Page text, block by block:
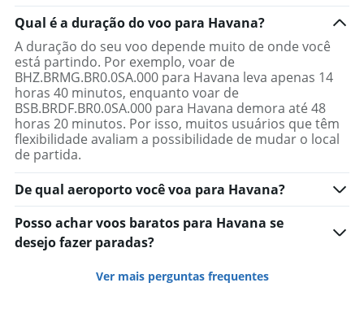
Qual é a duração do voo para Havana?
A duração do seu voo depende muito de onde você
está partindo. Por exemplo, voar de
BHZ.BRMG.BR0.0SA.000 para Havana leva apenas 14
horas 40 minutos, enquanto voar de
BSB.BRDF.BR0.0SA.000 para Havana demora até 48
horas 20 minutos. Por isso, muitos usuários que têm
flexibilidade avaliam a possibilidade de mudar o local
de partida.
De qual aeroporto você voa para Havana?
Posso achar voos baratos para Havana se
desejo fazer paradas?
Ver mais perguntas frequentes